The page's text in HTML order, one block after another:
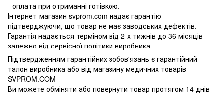
- оплата при отриманні готівкою.
Інтернет-магазин svprom.com надає гарантію
підтверджуючи, що товар не має заводських дефектів.
Гарантія надається терміном від 2-х тижнів до 36 місяців
залежно від сервісної політики виробника.
Підтвердженням гарантійних зобов'язань є гарантійний
талон виробника або від магазину медичних товарів
SVPROM.COM
Ви можете обміняти або повернути товар протягом 14 днів